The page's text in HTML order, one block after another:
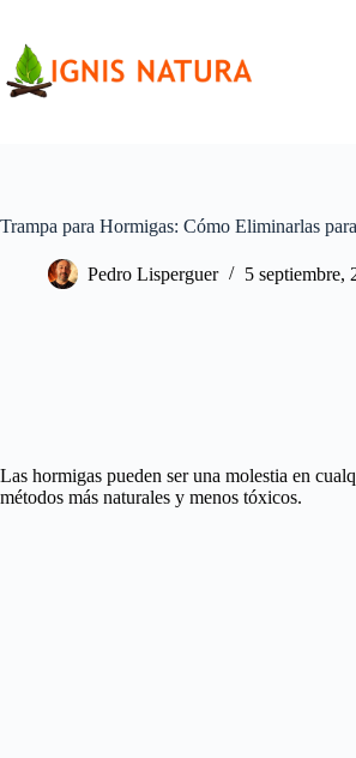
contenido
Trampa para Hormigas: Cómo Eliminarlas
Pedro Lisperguer 5 septiembre,
Las hormigas pueden ser una molestia en
métodos más naturales y menos tóxicos.